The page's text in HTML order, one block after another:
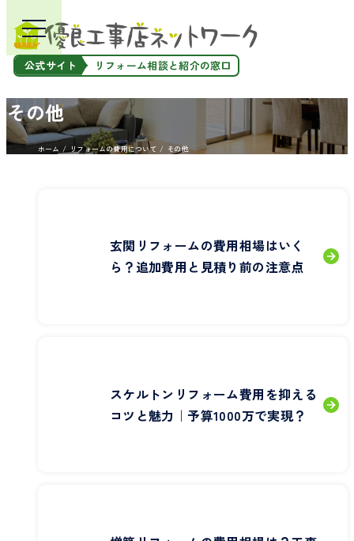
公式サイト リフォーム相談と紹介の窓口
その他
ホーム リフォームの費用について その他
玄関リフォームの費用相場はいく
ら？追加費用と見積り前の注意点
スケルトンリフォーム費用を抑える
コツと魅力｜予算1000万で実現？